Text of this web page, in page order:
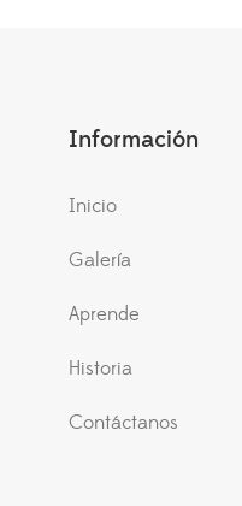
Información
Inicio
Galería
Aprende
Historia
Contáctanos